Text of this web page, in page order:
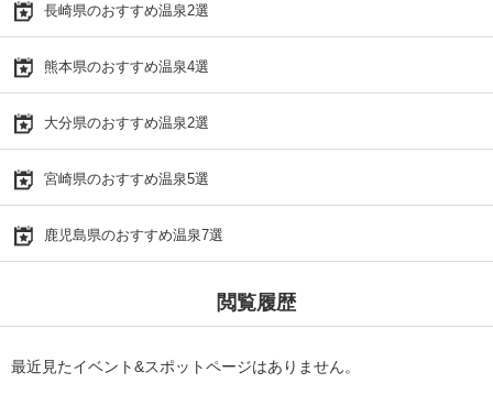
長崎県のおすすめ温泉2選
熊本県のおすすめ温泉4選
大分県のおすすめ温泉2選
宮崎県のおすすめ温泉5選
鹿児島県のおすすめ温泉7選
閲覧履歴
最近見たイベント&スポットページはありません。